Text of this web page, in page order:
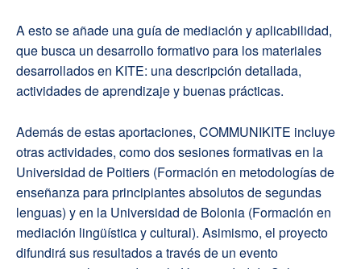
A esto se añade una guía de mediación y aplicabilidad,
que busca un desarrollo formativo para los materiales
desarrollados en KITE: una descripción detallada,
actividades de aprendizaje y buenas prácticas.
Además de estas aportaciones, COMMUNIKITE incluye
otras actividades, como dos sesiones formativas en la
Universidad de Poitiers (Formación en metodologías de
enseñanza para principiantes absolutos de segundas
lenguas) y en la Universidad de Bolonia (Formación en
mediación lingüística y cultural). Asimismo, el proyecto
difundirá sus resultados a través de un evento